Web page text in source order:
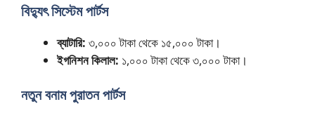
বিদ্যুৎ সিস্টেম পার্টস
ব্যাটারি: ৩,০০০ টাকা থেকে ১৫,০০০ টাকা।
ইগনিশন কিলাল: ১,০০০ টাকা থেকে ৩,০০০ টাকা।
নতুন বনাম পুরাতন পার্টস